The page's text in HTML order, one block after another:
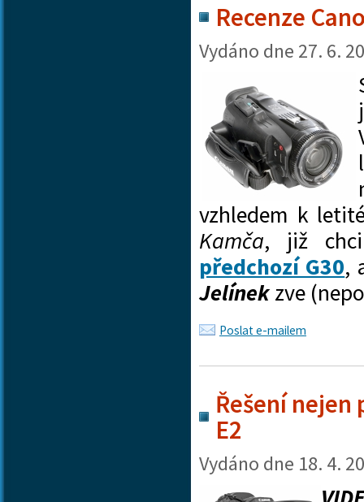
Recenze
Vydáno dne 27. 6.
vzhledem k
Kamča, již
předchozí G30,
Jelínekzve
Poslat e-mailem
Řešení
E2
Vydáno dne 18. 4.